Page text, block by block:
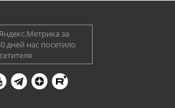
за
дней нас посетило